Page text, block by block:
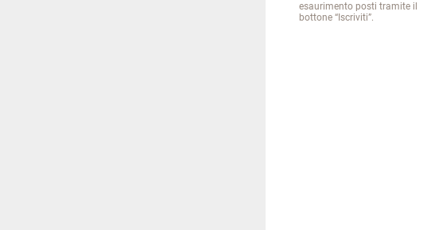
esaurimento posti tramite il
bottone “Iscriviti”.